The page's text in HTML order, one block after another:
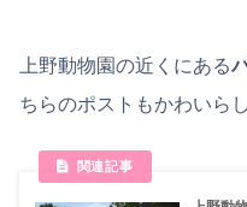
上野動物園の近くにある
ちらのポストもかわいら